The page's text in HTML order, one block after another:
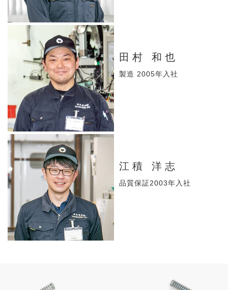
田村 和也
製造 2005年入社
江積 洋志
品質保証2003年入社